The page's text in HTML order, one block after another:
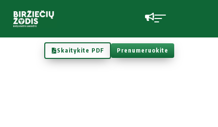
Skaitykite PDF Prenumeruokite